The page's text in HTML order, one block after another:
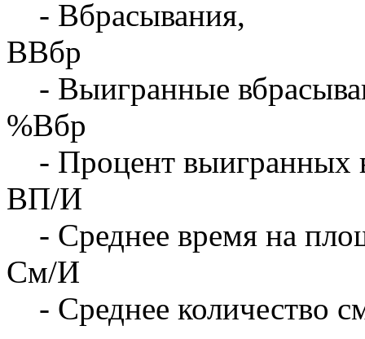
- Вбрасывания,
ВВбр
- Выигранные
%Вбр
- Процент выигранных
ВП/И
- Среднее время на
См/И
- Среднее количество